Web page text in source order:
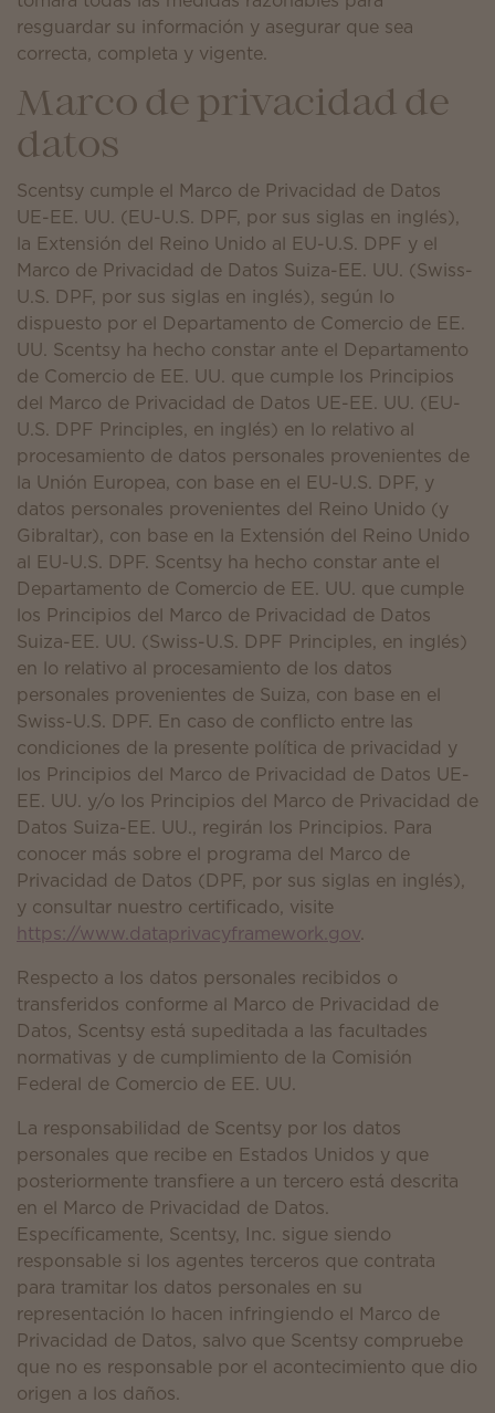
resguardar su información y asegurar que sea
correcta, completa y vigente.
Marco de privacidad de
datos
Scentsy cumple el Marco de Privacidad de Datos
UE-EE. UU. (EU-U.S. DPF, por sus siglas en inglés),
la Extensión del Reino Unido al EU-U.S. DPF y el
Marco de Privacidad de Datos Suiza-EE. UU. (Swiss-
U.S. DPF, por sus siglas en inglés), según lo
dispuesto por el Departamento de Comercio de EE.
UU. Scentsy ha hecho constar ante el Departamento
de Comercio de EE. UU. que cumple los Principios
del Marco de Privacidad de Datos UE-EE. UU. (EU-
U.S. DPF Principles, en inglés) en lo relativo al
procesamiento de datos personales provenientes de
la Unión Europea, con base en el EU-U.S. DPF, y
datos personales provenientes del Reino Unido (y
Gibraltar), con base en la Extensión del Reino Unido
al EU-U.S. DPF. Scentsy ha hecho constar ante el
Departamento de Comercio de EE. UU. que cumple
los Principios del Marco de Privacidad de Datos
Suiza-EE. UU. (Swiss-U.S. DPF Principles, en inglés)
en lo relativo al procesamiento de los datos
personales provenientes de Suiza, con base en el
Swiss-U.S. DPF. En caso de conflicto entre las
condiciones de la presente política de privacidad y
los Principios del Marco de Privacidad de Datos UE-
EE. UU. y/o los Principios del Marco de Privacidad de
Datos Suiza-EE. UU., regirán los Principios. Para
conocer más sobre el programa del Marco de
Privacidad de Datos (DPF, por sus siglas en inglés),
y consultar nuestro certificado, visite
https://www.dataprivacyframework.gov.
Respecto a los datos personales recibidos o
transferidos conforme al Marco de Privacidad de
Datos, Scentsy está supeditada a las facultades
normativas y de cumplimiento de la Comisión
Federal de Comercio de EE. UU.
La responsabilidad de Scentsy por los datos
personales que recibe en Estados Unidos y que
posteriormente transfiere a un tercero está descrita
en el Marco de Privacidad de Datos.
Específicamente, Scentsy, Inc. sigue siendo
responsable si los agentes terceros que contrata
para tramitar los datos personales en su
representación lo hacen infringiendo el Marco de
Privacidad de Datos, salvo que Scentsy compruebe
que no es responsable por el acontecimiento que dio
origen a los daños.